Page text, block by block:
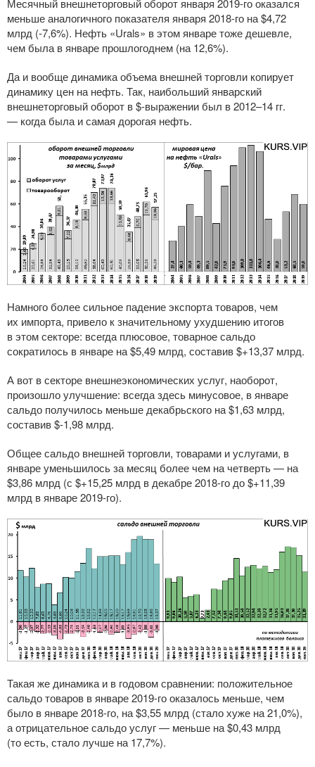
Месячный внешнеторговый оборот января 2019-гооказался
меньше аналогичного показателя января 2018-го на $4,72
млрд (-7,6%). Нефть «Urals» в этом январе тоже дешевле,
чем была в январе прошлогоднем (на 12,6%).
Да и вообще динамика объема внешней торговли копирует
динамику цен на нефть. Так, наибольший январский
внешнеторговый оборот в $-выражении был в 2012–14 гг.
— когда была и самая дорогая нефть.
Намного более сильное падение экспорта товаров, чем
их импорта, привело к значительному ухудшению итогов
в этом секторе: всегда плюсовое, товарное сальдо
сократилось в январе на $5,49 млрд, составив $+13,37 млрд.
А вот в секторе внешнеэкономических услуг, наоборот,
произошло улучшение: всегда здесь минусовое, в январе
сальдо получилось меньше декабрьского на $1,63 млрд,
составив $-1,98 млрд.
Общее сальдо внешней торговли, товарами и услугами, в
январе уменьшилось за месяц более чем на четверть — на
$3,86 млрд (с $+15,25 млрд в декабре2018-го до $+11,39
млрд в январе2019-го).
Такая же динамика и в годовом сравнении: положительное
сальдо товаров в январе2019-гооказалось меньше, чем
было в январе2018-го, на $3,55 млрд (стало хуже на 21,0%),
а отрицательное сальдо услуг — меньше на $0,43 млрд
(то есть, стало лучше на 17,7%).